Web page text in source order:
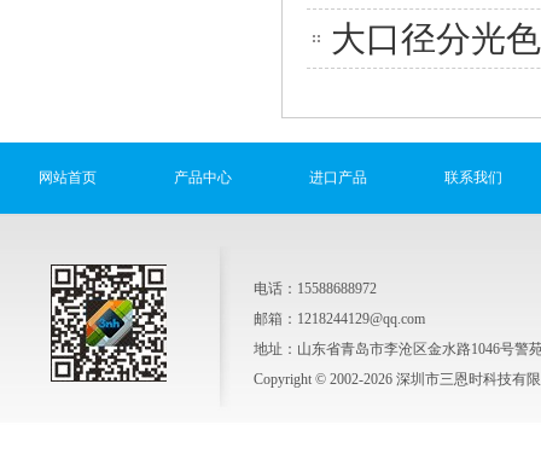
大口径分光
网站首页 产品中心 进口产品 联系我们
电话：15588688972
邮箱：1218244129@qq.com
地址：山东省青岛市李沧区金水路1046号警
Copyright © 2002-2026 深圳市三恩时科技有